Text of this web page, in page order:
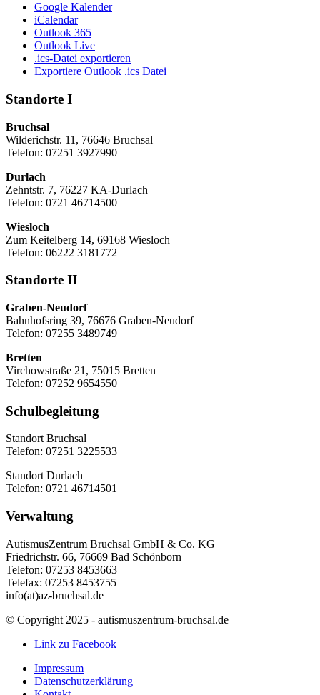
Google Kalender
iCalendar
Outlook 365
Outlook Live
.ics-Datei exportieren
Exportiere Outlook .ics Datei
Standorte I
Bruchsal
Wilderichstr. 11, 76646 Bruchsal
Telefon: 07251 3927990
Durlach
Zehntstr. 7, 76227 KA-Durlach
Telefon: 0721 46714500
Wiesloch
Zum Keitelberg 14, 69168 Wiesloch
Telefon: 06222 3181772
Standorte II
Graben-Neudorf
Bahnhofsring 39, 76676 Graben-Neudorf
Telefon: 07255 3489749
Bretten
Virchowstraße 21, 75015 Bretten
Telefon: 07252 9654550
Schulbegleitung
Standort Bruchsal
Telefon: 07251 3225533
Standort Durlach
Telefon: 0721 46714501
Verwaltung
AutismusZentrum Bruchsal GmbH & Co. KG
Friedrichstr. 66, 76669 Bad Schönborn
Telefon: 07253 8453663
Telefax: 07253 8453755
info(at)az-bruchsal.de
© Copyright 2025 - autismuszentrum-bruchsal.de
Link zu Facebook
Impressum
Datenschutzerklärung